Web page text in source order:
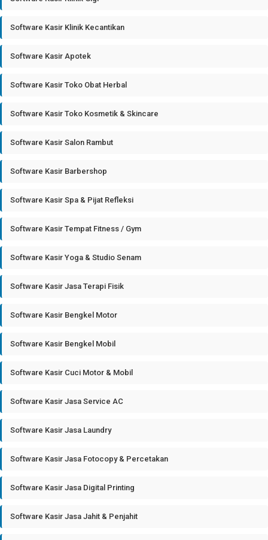
Software Kasir Klinik Kecantikan
Software Kasir Apotek
Software Kasir Toko Obat Herbal
Software Kasir Toko Kosmetik & Skincare
Software Kasir Salon Rambut
Software Kasir Barbershop
Software Kasir Spa & Pijat Refleksi
Software Kasir Tempat Fitness / Gym
Software Kasir Yoga & Studio Senam
Software Kasir Jasa Terapi Fisik
Software Kasir Bengkel Motor
Software Kasir Bengkel Mobil
Software Kasir Cuci Motor & Mobil
Software Kasir Jasa Service AC
Software Kasir Jasa Laundry
Software Kasir Jasa Fotocopy & Percetakan
Software Kasir Jasa Digital Printing
Software Kasir Jasa Jahit & Penjahit